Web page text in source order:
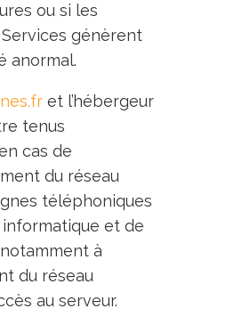
ou si les
génèrent
anormal.
et l’hébergeur
tenus
cas de
du réseau
téléphoniques
et de
à
du réseau
au serveur.